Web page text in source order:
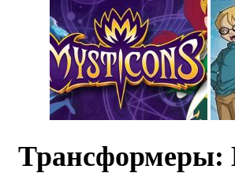
Трансформеры: